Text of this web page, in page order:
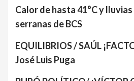
Calor de hasta 41°C y
serranas de BCS
EQUILIBRIOS / SAÚL
José Luis Puga